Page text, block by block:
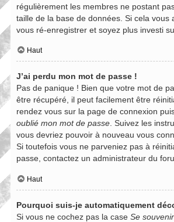
régulièrement les membres ne postant
taille de la base de données. Si cela vous
vous ré-enregistrer et soyez plus investi
Haut
J’ai perdu mon mot de passe !
Pas de panique ! Bien que votre mot de
être récupéré, il peut facilement être
rendez vous sur la page de connexion
oublié mon mot de passe. Suivez les
vous devriez pouvoir à nouveau vous
Si toutefois vous ne parveniez pas à
passe, contactez un administrateur du
Haut
Pourquoi suis-je automatiquement
Si vous ne cochez pas la case Se